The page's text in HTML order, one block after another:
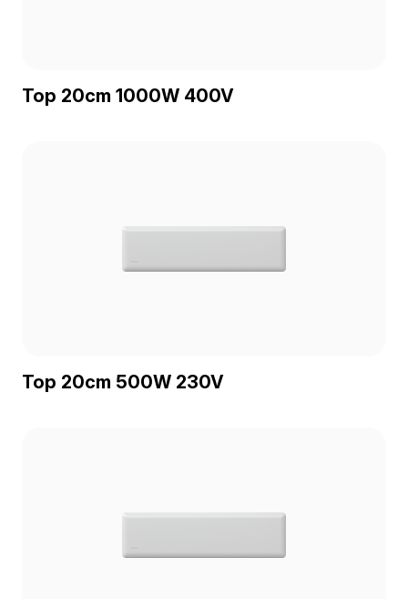
Top 20cm 1000W 400V
Top 20cm 500W 230V